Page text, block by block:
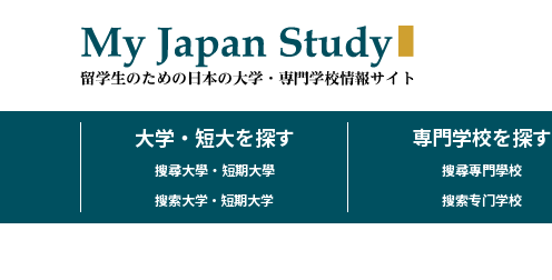
大学・短大を探す
搜尋大學・短期大學
搜索大学・短期大学
専門学校を探す
搜尋專門學校
搜索专门学校